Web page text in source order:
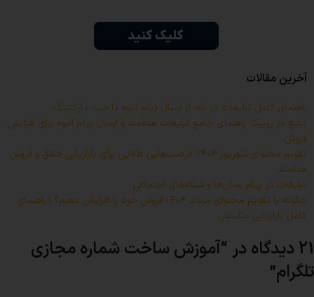
آخرین مقالات
راهنمای کامل تبلیغات در بله؛ از ارسال پیام انبوه تا چت مارکتینگ
تبلیغ در روبیکا؛ راهنمای جامع تبلیغات هدفمند و ارسال پیام انبوه برای افزایش
فروش
تقویم محتوای شهریور ۱۴۰۴؛ فرصت‌هایی طلایی برای بازاریابی خلاق و فروش
هدفمند
تبلیغات در پیام رسان‌ها و شبکه‌های اجتماعی
چگونه با تقویم محتوای مرداد ۱۴۰۴ فروش خود را افزایش دهیم؟ | راهنمای
کامل بازاریابی مناسبتی
21 دیدگاه در “
آموزش ساخت شماره مجازی
تلگرام”